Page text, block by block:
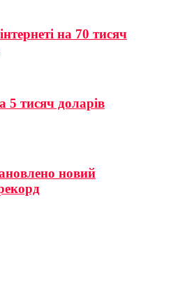
на 70 тисяч
тисяч доларів
новий